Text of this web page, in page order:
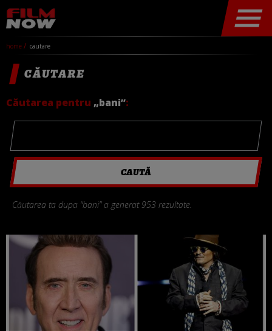
home cautare
CĂUTARE
Căutarea pentru „bani”:
Căutarea ta dupa “bani” a generat 953 rezultate.